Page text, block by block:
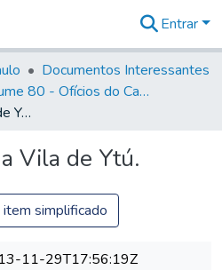
&
Coleções
Tudo na
Biblioteca
Estatísticas
Entrar
Documentos Interessantes
Volume 80 - Ofícios do Capitão General Martim Lopes Lobo de Saldanha (1777-1780)
Para a Camera da Vila de Ytú.
Vila de Ytú.
item simplificado
11-29T17:56:19Z